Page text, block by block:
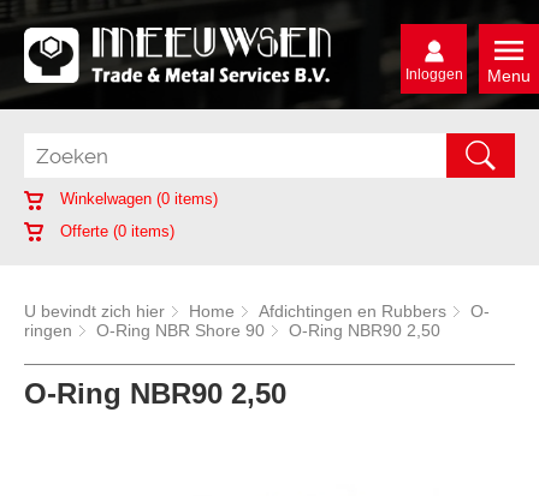
Menu
Inloggen
Winkelwagen (0 items)
Offerte (0 items)
U bevindt zich hier Home Afdichtingen en Rubbers
O-
ringen
O-Ring NBR Shore 90 O-Ring NBR90 2,50
O-Ring NBR90 2,50